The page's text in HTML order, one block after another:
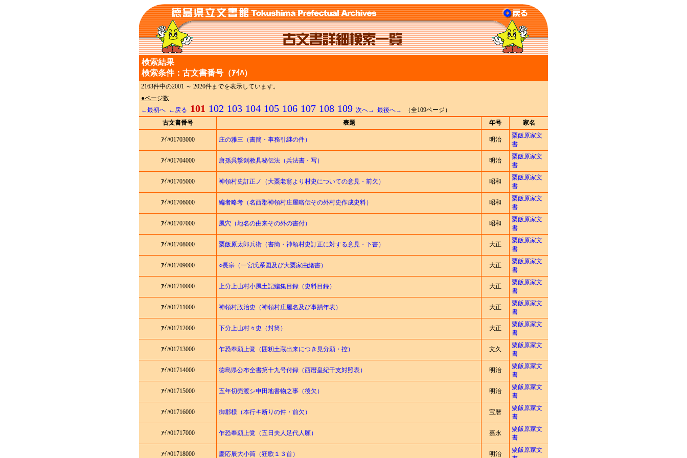
検索結果
検索条件：古文書番号（ｱｲﾊ）
2163件中の2001 ～ 2020件までを表示しています。
●ページ数
←最初へ
←戻る 101 102 103 104 105 106 107 108 109 次へ→ 最後へ→
（全109ページ）
古文書番号
表題 年号 家名
ｱｲﾊ01703000 庄の雅三（書簡・事務引継の件） 明治
粟飯原家文
書
ｱｲﾊ01704000 唐孫呉撃剣教具秘伝法（兵法書・写） 明治
粟飯原家文
書
ｱｲﾊ01705000 神領村史訂正ノ（大粟老翁より村史についての意見・前欠） 昭和
粟飯原家文
書
ｱｲﾊ01706000 編者略考（名西郡神領村庄屋略伝その外村史作成史料） 昭和
粟飯原家文
書
ｱｲﾊ01707000 風穴（地名の由来その外の書付） 昭和
粟飯原家文
書
ｱｲﾊ01708000 粟飯原太郎兵衛（書簡・神領村史訂正に対する意見・下書） 大正
粟飯原家文
書
ｱｲﾊ01709000 ○長宗（一宮氏系図及び大粟家由緒書） 大正
粟飯原家文
書
ｱｲﾊ01710000 上分上山村小風土記編集目録（史料目録） 大正
粟飯原家文
書
ｱｲﾊ01711000 神領村政治史（神領村庄屋名及び事蹟年表） 大正
粟飯原家文
書
ｱｲﾊ01712000 下分上山村々史（封筒） 大正
粟飯原家文
書
ｱｲﾊ01713000 乍恐奉願上覚（囲籾土蔵出来につき見分願・控） 文久
粟飯原家文
書
ｱｲﾊ01714000 徳島県公布全書第十九号付録（西暦皇紀干支対照表） 明治
粟飯原家文
書
ｱｲﾊ01715000 五年切売渡シ申田地書物之事（後欠） 明治
粟飯原家文
書
ｱｲﾊ01716000 御郡様（本行キ断りの件・前欠） 宝暦
粟飯原家文
書
ｱｲﾊ01717000 乍恐奉願上覚（五日夫人足代人願） 嘉永
粟飯原家文
書
ｱｲﾊ01718000 慶応辰大小筒（狂歌１３首） 明治
粟飯原家文